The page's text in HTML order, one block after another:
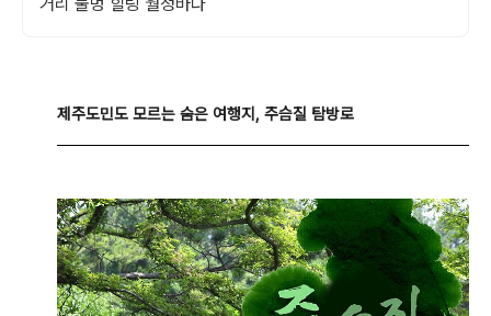
제주도민도 모르는 숨은 여행지, 주슴질 탐방로